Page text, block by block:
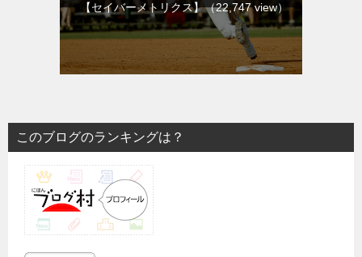
【セイバーメトリクス】（22,747 view）
このブログのランキングは？